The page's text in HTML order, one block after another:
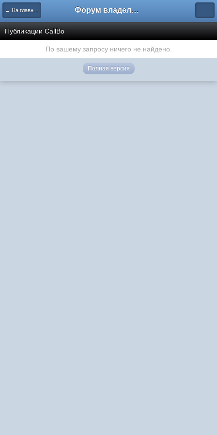
← На главную Форум владельцев интернет-магазинов
Публикации CallBo
По вашему запросу ничего не найдено.
Полная версия